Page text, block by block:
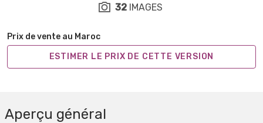
Prix de vente au Maroc
ESTIMER LE PRIX DE CETTE VERSION
32 IMAGES
Aperçu général